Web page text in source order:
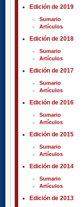
Edición de 2019
Sumario
Artículos
Edición de 2018
Sumario
Artículos
Edición de 2017
Sumario
Artículos
Edición de 2016
Sumario
Artículos
Edición de 2015
Sumario
Artículos
Edición de 2014
Sumario
Artículos
Edición de 2013